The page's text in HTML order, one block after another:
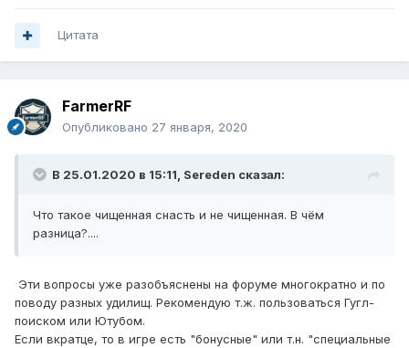
Цитата
FarmerRF
Опубликовано 27 января, 2020
В 25.01.2020 в 15:11, Sereden сказал:
Что такое чищенная снасть и не чищенная. В чём
разница?....
Эти вопросы уже разобъяснены на форуме многократно и по
поводу разных удилищ. Рекомендую т.ж. пользоваться Гугл-
поиском или Ютубом.
Если вкратце, то в игре есть "бонусные" или т.н. "специальные